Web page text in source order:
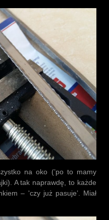
na oko (’po to mamy
A tak naprawdę, to każde
– 'czy już pasuje’. Miał